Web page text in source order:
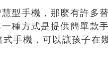
型手機，那麼有許多
種方式是提供簡單款
手機，可以讓孩子在